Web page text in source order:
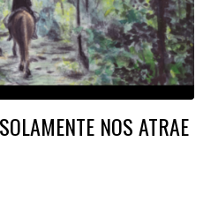
NOS ATRAE